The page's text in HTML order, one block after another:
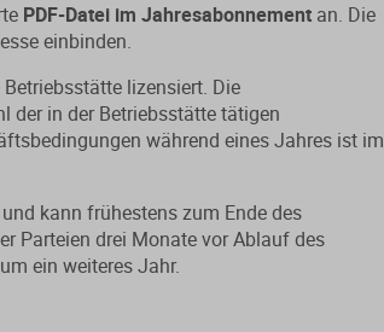
PDF-Datei im Jahresabonnement an. Die
einbinden.
lizensiert. Die
der in der Betriebsstätte tätigen
während eines Jahres ist im
kann frühestens zum Ende des
Parteien drei Monate vor Ablauf des
ein weiteres Jahr.